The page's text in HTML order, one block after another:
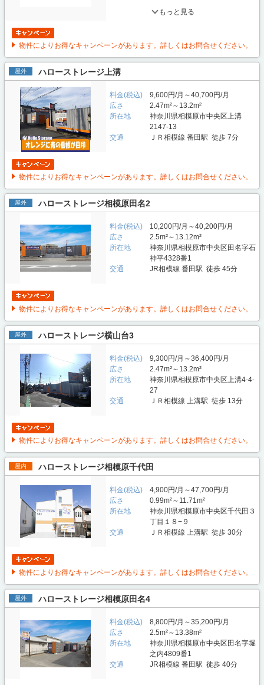
もっと見る
物件によりお得なキャンペーンがあります。詳しくはお問合せください。
屋外 ハローストレージ上溝
料金(税込)
9,600円/月～40,700円/月
広さ
2.47m²～13.2m²
所在地
神奈川県相模原市中央区上溝
2147-13
交通
ＪＲ相模線 番田駅 徒歩 7分
物件によりお得なキャンペーンがあります。詳しくはお問合せください。
屋外 ハローストレージ相模原田名2
料金(税込)
10,200円/月～40,200円/月
広さ
2.5m²～13.12m²
所在地
神奈川県相模原市中央区田名字石
神平4328番1
交通
JR相模線 番田駅 徒歩 45分
物件によりお得なキャンペーンがあります。詳しくはお問合せください。
屋外 ハローストレージ横山台3
料金(税込)
9,300円/月～36,400円/月
広さ
2.47m²～13.2m²
所在地
神奈川県相模原市中央区上溝4-4-
27
交通
ＪＲ相模線 上溝駅 徒歩 13分
物件によりお得なキャンペーンがあります。詳しくはお問合せください。
屋内 ハローストレージ相模原千代田
料金(税込)
4,900円/月～47,700円/月
広さ
0.99m²～11.71m²
所在地
神奈川県相模原市中央区千代田３
丁目１８−９
交通
ＪＲ相模線 上溝駅 徒歩 30分
物件によりお得なキャンペーンがあります。詳しくはお問合せください。
屋外 ハローストレージ相模原田名4
料金(税込)
8,800円/月～35,200円/月
広さ
2.5m²～13.38m²
所在地
神奈川県相模原市中央区田名字堀
之内4809番1
交通
JR相模線 番田駅 徒歩 40分